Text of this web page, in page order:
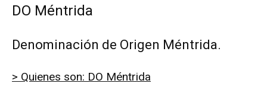
DO Méntrida
Denominación de Origen Méntrida.
> Quienes son: DO Méntrida